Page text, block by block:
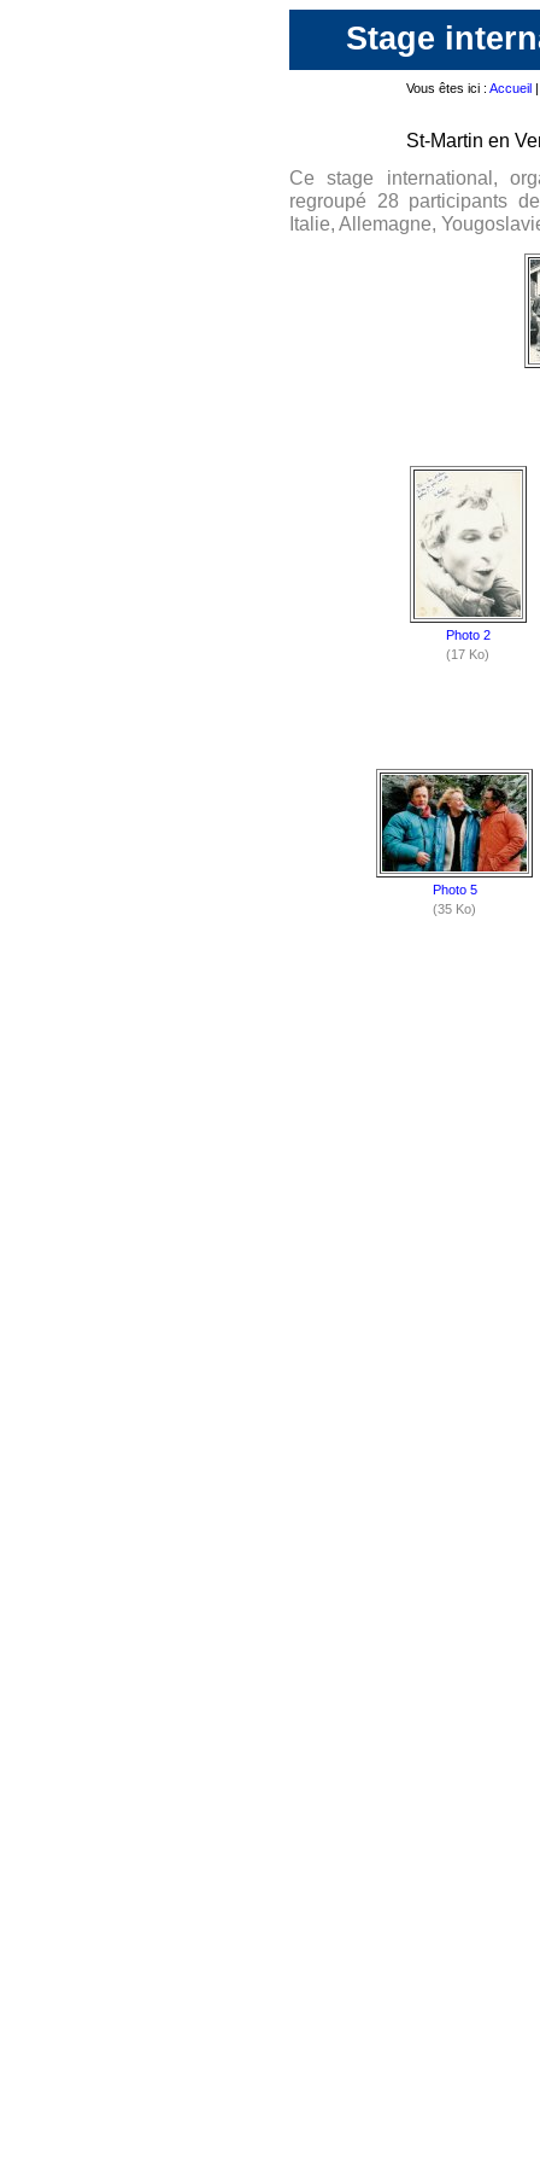
Stage
Vous êtes ici : Accueil
St-Martin en
Ce stage international,
regroupé 28 participants
Italie, Allemagne,
Photo 2
(17 Ko)
Photo 5
(35 Ko)